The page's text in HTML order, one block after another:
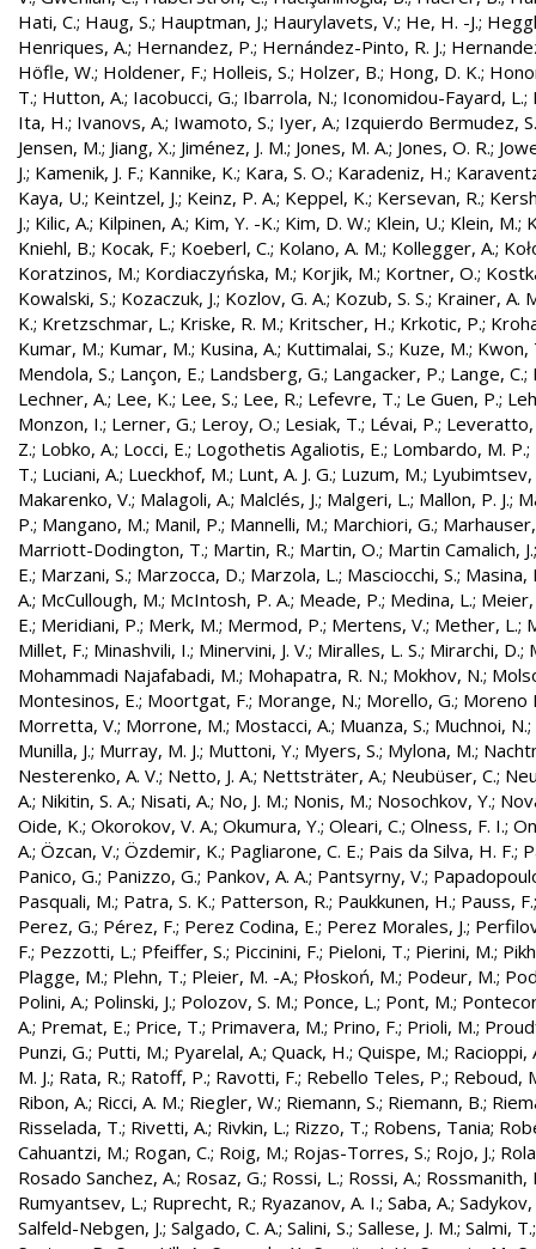
Hati, C.; Haug, S.; Hauptman, J.; Haurylavets, V.; He, H. -J.;
Henriques, A.; Hernandez, P.; Hernández-Pinto, R. J.;
Höfle, W.; Holdener, F.; Holleis, S.; Holzer, B.; Hong, D. K.;
T.; Hutton, A.; Iacobucci, G.; Ibarrola, N.; Iconomidou-Fayard, L.;
Ita, H.; Ivanovs, A.; Iwamoto, S.; Iyer, A.; Izquierdo Bermudez, S.
Jensen, M.; Jiang, X.; Jiménez, J. M.; Jones, M. A.; Jones, O. R.;
J.; Kamenik, J. F.; Kannike, K.; Kara, S. O.; Karadeniz, H.;
Kaya, U.; Keintzel, J.; Keinz, P. A.; Keppel, K.; Kersevan, R.;
J.; Kilic, A.; Kilpinen, A.; Kim, Y. -K.; Kim, D. W.; Klein, U.; Klein, M.;
Kniehl, B.; Kocak, F.; Koeberl, C.; Kolano, A. M.; Kollegger, A.;
Koratzinos, M.; Kordiaczyńska, M.; Korjik, M.; Kortner, O.;
Kowalski, S.; Kozaczuk, J.; Kozlov, G. A.; Kozub, S. S.; Krainer, A.
K.; Kretzschmar, L.; Kriske, R. M.; Kritscher, H.; Krkotic, P.;
Kumar, M.; Kumar, M.; Kusina, A.; Kuttimalai, S.; Kuze, M.; Kwon,
Mendola, S.; Lançon, E.; Landsberg, G.; Langacker, P.; Lange, C.;
Lechner, A.; Lee, K.; Lee, S.; Lee, R.; Lefevre, T.; Le Guen, P.;
Monzon, I.; Lerner, G.; Leroy, O.; Lesiak, T.; Lévai, P.; Leveratto,
Z.; Lobko, A.; Locci, E.; Logothetis Agaliotis, E.; Lombardo, M. P.;
T.; Luciani, A.; Lueckhof, M.; Lunt, A. J. G.; Luzum, M.; Lyubimtsev,
Makarenko, V.; Malagoli, A.; Malclés, J.; Malgeri, L.; Mallon, P. J.;
P.; Mangano, M.; Manil, P.; Mannelli, M.; Marchiori, G.;
Marriott-Dodington, T.; Martin, R.; Martin, O.; Martin Camalich, J.
E.; Marzani, S.; Marzocca, D.; Marzola, L.; Masciocchi, S.; Masina,
A.; McCullough, M.; McIntosh, P. A.; Meade, P.; Medina, L.; Meier,
E.; Meridiani, P.; Merk, M.; Mermod, P.; Mertens, V.; Mether, L.;
Millet, F.; Minashvili, I.; Minervini, J. V.; Miralles, L. S.; Mirarchi, D.;
Mohammadi Najafabadi, M.; Mohapatra, R. N.; Mokhov, N.;
Montesinos, E.; Moortgat, F.; Morange, N.; Morello, G.; Moreno
Morretta, V.; Morrone, M.; Mostacci, A.; Muanza, S.; Muchnoi, N.;
Munilla, J.; Murray, M. J.; Muttoni, Y.; Myers, S.; Mylona, M.;
Nesterenko, A. V.; Netto, J. A.; Nettsträter, A.; Neubüser, C.;
A.; Nikitin, S. A.; Nisati, A.; No, J. M.; Nonis, M.; Nosochkov, Y.;
Oide, K.; Okorokov, V. A.; Okumura, Y.; Oleari, C.; Olness, F. I.;
A.; Özcan, V.; Özdemir, K.; Pagliarone, C. E.; Pais da Silva, H. F.;
Panico, G.; Panizzo, G.; Pankov, A. A.; Pantsyrny, V.;
Pasquali, M.; Patra, S. K.; Patterson, R.; Paukkunen, H.; Pauss, F.
Perez, G.; Pérez, F.; Perez Codina, E.; Perez Morales, J.;
F.; Pezzotti, L.; Pfeiffer, S.; Piccinini, F.; Pieloni, T.; Pierini, M.;
Plagge, M.; Plehn, T.; Pleier, M. -A.; Płoskoń, M.; Podeur, M.;
Polini, A.; Polinski, J.; Polozov, S. M.; Ponce, L.; Pont, M.;
A.; Premat, E.; Price, T.; Primavera, M.; Prino, F.; Prioli, M.;
Punzi, G.; Putti, M.; Pyarelal, A.; Quack, H.; Quispe, M.; Racioppi,
M. J.; Rata, R.; Ratoff, P.; Ravotti, F.; Rebello Teles, P.; Reboud,
Ribon, A.; Ricci, A. M.; Riegler, W.; Riemann, S.; Riemann, B.;
Risselada, T.; Rivetti, A.; Rivkin, L.; Rizzo, T.; Robens, Tania;
Cahuantzi, M.; Rogan, C.; Roig, M.; Rojas-Torres, S.; Rojo, J.;
Rosado Sanchez, A.; Rosaz, G.; Rossi, L.; Rossi, A.; Rossmanith,
Rumyantsev, L.; Ruprecht, R.; Ryazanov, A. I.; Saba, A.; Sadykov,
Salfeld-Nebgen, J.; Salgado, C. A.; Salini, S.; Sallese, J. M.; Salmi, T.